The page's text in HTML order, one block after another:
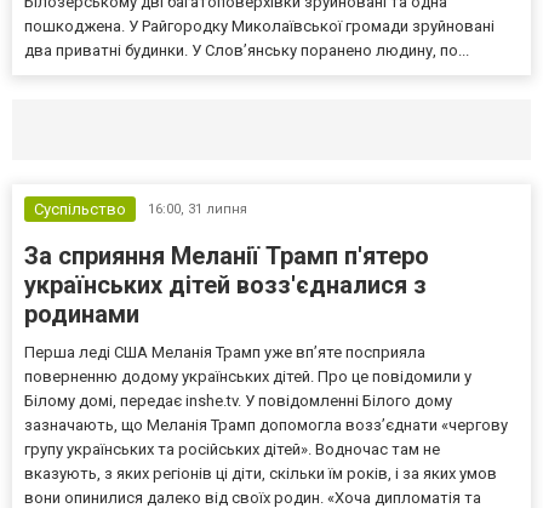
пошкоджена. У Райгородку Миколаївської громади зруйновані
два приватні будинки. У Слов’янську поранено людину, по...
Суспільство 16:00, 31 липня
За сприяння Меланії Трамп п'ятеро
українських дітей возз'єдналися з
родинами
Перша леді США Меланія Трамп уже впʼяте посприяла
поверненню додому українських дітей. Про це повідомили у
Білому домі, передає inshe.tv. У повідомленні Білого дому
зазначають, що Меланія Трамп допомогла возз’єднати «чергову
групу українських та російських дітей». Водночас там не
вказують, з яких регіонів ці діти, скільки їм років, і за яких умов
вони опинилися далеко від своїх родин. «Хоча дипломатія та